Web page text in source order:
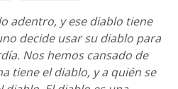
adentro, y ese diablo tiene
decide usar su diablo para
Nos hemos cansado de
tiene el diablo, y a quién se